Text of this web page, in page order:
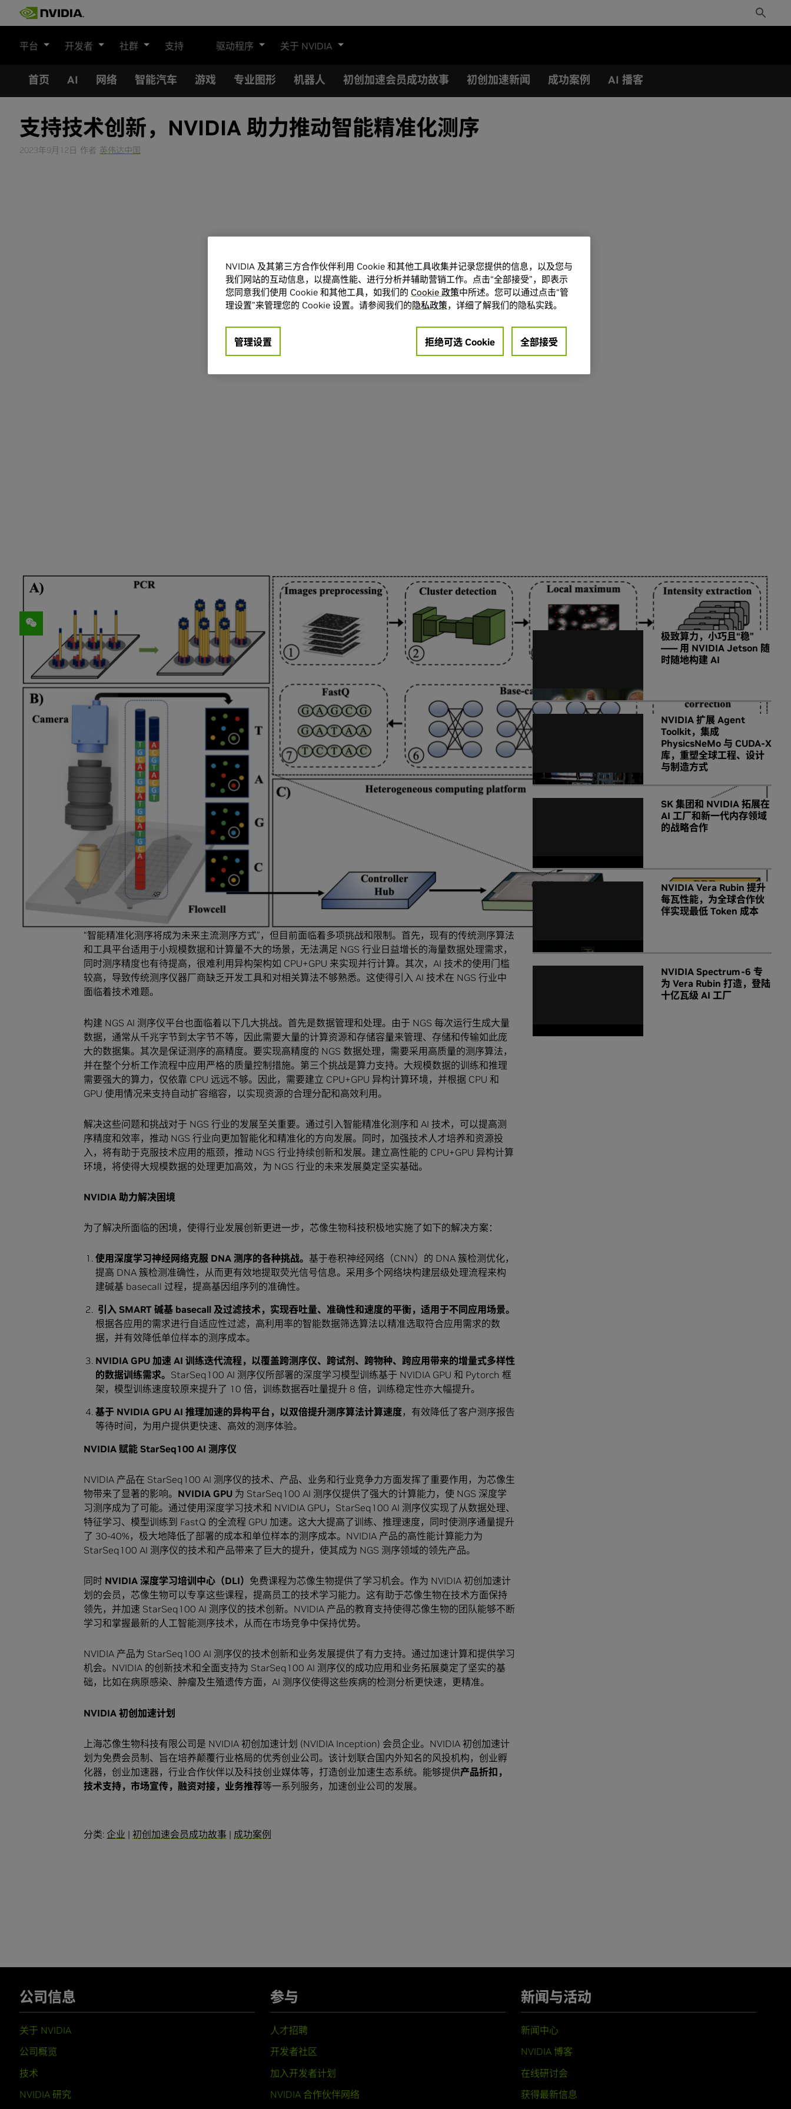
Toggle
Search
平台 开发者 社群 支持 驱动程序 关于 NVIDIA
首页 AI 网络 智能汽车 游戏 专业图形 机器人 初创加速会员成功故事 初创加速新闻 成功案例 AI 播客
支持技术创新，NVIDIA 助力推动智能精准化测序
2023年9月12日 作者 英伟达中国
分享
芯像生物科技
是一家成立于 2017 年的领先的人工智能 NGS（Next-generation sequencing）测序仪生
产商，以半导体芯片技术为核心，赋能体外诊断技术的创新，目标是打造检测结果快速精准、仪器运营
低成本高产出、运行流程集成自动与智能化的基因测序平台，推动技术的普及，为人类生命健康护航。
公司开发出的 StarSeq100 AI 测序仪，利用人工智能和 GPU 加速技术实现全流程的高效测序，从数据处
理、特征学习到模型训练和 FastQ 生成，极大地提高测序通量，并显著降低单位样本的测序成本。
芯像生物的目标用户主要是中心医院、地区医院、生物医药研究机构、基因组学研究所等医学和科研机
构。StarSeq100 AI 测序仪的高效性和精准性使其成为医学研究和临床诊断领域的理想选择，帮助用户
更快速、更准确地进行基因测序，为疾病诊断、治疗和个性化医学提供强有力的支持。
芯像生物已成功落地多项业务场景的 AI 赋能，其中包括无创产前基因检测（NIPT）、宏基因组测序
（mNGS）和靶向测序（tNGS）等。通过将人工智能和 GPU 加速技术应用于这些领域，芯像生物实现
了高通量、高精准的测序结果，帮助医学机构和研究所加速疾病诊断和治疗，推动了基因测序技术的普
及和应用。同时，芯像生物与上海生物医药技术研究院达成合作，共建 AI 测序仪联合实验室，通过深入
合作，推动测序仪技术的创新与发展，为临床医学和基因组学研究提供更加先进的技术支持和解决方
案。
智能精准化测序面临的挑战
“智能精准化测序将成为未来主流测序方式”，但目前面临着多项挑战和限制。首先，现有的传统测序算法
和工具平台适用于小规模数据和计算量不大的场景，无法满足 NGS 行业日益增长的海量数据处理需求，
同时测序精度也有待提高，很难利用异构架构如 CPU+GPU 来实现并行计算。其次，AI 技术的使用门槛
较高，导致传统测序仪器厂商缺乏开发工具和对相关算法不够熟悉。这使得引入 AI 技术在 NGS 行业中
面临着技术难题。
构建 NGS AI 测序仪平台也面临着以下几大挑战。首先是数据管理和处理。由于 NGS 每次运行生成大量
数据，通常从千兆字节到太字节不等，因此需要大量的计算资源和存储容量来管理、存储和传输如此庞
大的数据集。其次是保证测序的高精度。要实现高精度的 NGS 数据处理，需要采用高质量的测序算法，
并在整个分析工作流程中应用严格的质量控制措施。第三个挑战是算力支持。大规模数据的训练和推理
需要强大的算力，仅依靠 CPU 远远不够。因此，需要建立 CPU+GPU 异构计算环境，并根据 CPU 和
GPU 使用情况来支持自动扩容缩容，以实现资源的合理分配和高效利用。
解决这些问题和挑战对于 NGS 行业的发展至关重要。通过引入智能精准化测序和 AI 技术，可以提高测
序精度和效率，推动 NGS 行业向更加智能化和精准化的方向发展。同时，加强技术人才培养和资源投
入，将有助于克服技术应用的瓶颈，推动 NGS 行业持续创新和发展。建立高性能的 CPU+GPU 异构计算
环境，将使得大规模数据的处理更加高效，为 NGS 行业的未来发展奠定坚实基础。
NVIDIA 助力解决困境
为了解决所面临的困境，使得行业发展创新更进一步，芯像生物科技积极地实施了如下的解决方案：
使用深度学习神经网络克服 DNA 测序的各种挑战。 基于卷积神经网络（CNN）的 DNA 簇检测优化，
提高 DNA 簇检测准确性，从而更有效地提取荧光信号信息。采用多个网络块构建层级处理流程来构
建碱基 basecall 过程，提高基因组序列的准确性。
引入 SMART 碱基 basecall 及过滤技术，实现吞吐量、准确性和速度的平衡，适用于不同应用场景。
根据各应用的需求进行自适应性过滤，高利用率的智能数据筛选算法以精准选取符合应用需求的数
据，并有效降低单位样本的测序成本。
NVIDIA GPU 加速 AI 训练迭代流程，以覆盖跨测序仪、跨试剂、跨物种、跨应用带来的增量式多样性
的数据训练需求。 StarSeq100 AI 测序仪所部署的深度学习模型训练基于 NVIDIA GPU 和 Pytorch 框
架，模型训练速度较原来提升了 10 倍，训练数据吞吐量提升 8 倍，训练稳定性亦大幅提升。
基于 NVIDIA GPU AI 推理加速的异构平台，以双倍提升测序算法计算速度，有效降低了客户测序报告
等待时间，为用户提供更快速、高效的测序体验。
NVIDIA 赋能 StarSeq100 AI 测序仪
NVIDIA 产品在 StarSeq100 AI 测序仪的技术、产品、业务和行业竞争力方面发挥了重要作用，为芯像生
物带来了显著的影响。 NVIDIA GPU 为 StarSeq100 AI 测序仪提供了强大的计算能力，使 NGS 深度学
习测序成为了可能。通过使用深度学习技术和 NVIDIA GPU，StarSeq100 AI 测序仪实现了从数据处理、
特征学习、模型训练到 FastQ 的全流程 GPU 加速。这大大提高了训练、推理速度，同时使测序通量提升
了 30-40%，极大地降低了部署的成本和单位样本的测序成本。NVIDIA 产品的高性能计算能力为
StarSeq100 AI 测序仪的技术和产品带来了巨大的提升，使其成为 NGS 测序领域的领先产品。
同时 NVIDIA 深度学习培训中心（DLI） 免费课程为芯像生物提供了学习机会。作为 NVIDIA 初创加速计
划的会员，芯像生物可以专享这些课程，提高员工的技术学习能力。这有助于芯像生物在技术方面保持
领先，并加速 StarSeq100 AI 测序仪的技术创新。NVIDIA 产品的教育支持使得芯像生物的团队能够不断
学习和掌握最新的人工智能测序技术，从而在市场竞争中保持优势。
NVIDIA 产品为 StarSeq100 AI 测序仪的技术创新和业务发展提供了有力支持。通过加速计算和提供学习
机会。NVIDIA 的创新技术和全面支持为 StarSeq100 AI 测序仪的成功应用和业务拓展奠定了坚实的基
础，比如在病原感染、肿瘤及生殖遗传方面，AI 测序仪使得这些疾病的检测分析更快速，更精准。
NVIDIA 初创加速计划
上海芯像生物科技有限公司是 NVIDIA 初创加速计划 (NVIDIA Inception) 会员企业。NVIDIA 初创加速计
划为免费会员制、旨在培养颠覆行业格局的优秀创业公司。该计划联合国内外知名的风投机构，创业孵
化器，创业加速器，行业合作伙伴以及科技创业媒体等，打造创业加速生态系统。能够提供产品折扣，
技术支持，市场宣传，融资对接，业务推荐等一系列服务，加速创业公司的发展。
分类: 企业 | 初创加速会员成功故事 | 成功案例
NVIDIA 相关新闻
极致算力，小巧且“稳”
—— 用 NVIDIA Jetson 随
时随地构建 AI
NVIDIA 扩展 Agent
Toolkit，集成
PhysicsNeMo 与 CUDA-X
库，重塑全球工程、设计
与制造方式
SK 集团和 NVIDIA 拓展在
AI 工厂和新一代内存领域
的战略合作
NVIDIA Vera Rubin 提升
每瓦性能，为全球合作伙
伴实现最低 Token 成本
NVIDIA Spectrum-6 专
为 Vera Rubin 打造，登陆
十亿瓦级 AI 工厂
公司信息
关于 NVIDIA
公司概览
技术
NVIDIA 研究
参与
人才招聘
开发者社区
加入开发者计划
NVIDIA 合作伙伴网络
新闻与活动
新闻中心
NVIDIA 博客
在线研讨会
获得最新信息
NVIDIA 及其第三方合作伙伴利用 Cookie 和其他工具收集并记录您提供的信息，以及您与
我们网站的互动信息，以提高性能、进行分析并辅助营销工作。点击“全部接受”，即表示
您同意我们使用 Cookie 和其他工具，如我们的 Cookie 政策中所述。您可以通过点击“管
理设置”来管理您的 Cookie 设置。请参阅我们的隐私政策，详细了解我们的隐私实践。
管理设置 拒绝可选 Cookie 全部接受